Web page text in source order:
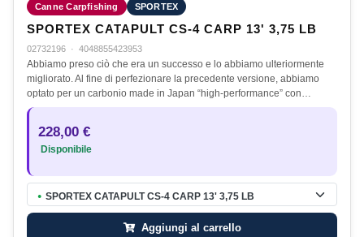
Canne Carpfishing SPORTEX
SPORTEX CATAPULT CS-4 CARP 13' 3,75 LB
02732196 · 4048855423953
Abbiamo preso ciò che era un successo e lo abbiamo ulteriormente
migliorato. Al fine di perfezionare la precedente versione, abbiamo
optato per un carbonio made in Japan “high-performance” con…
228,00 €
Disponibile
● SPORTEX CATAPULT CS-4 CARP 13' 3,75 LB
Aggiungi al carrello